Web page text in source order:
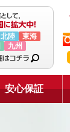
北陸
東海
九州
安心保証